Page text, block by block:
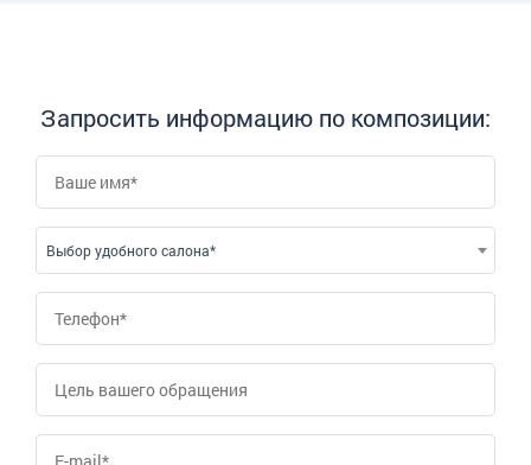
Запросить информацию по композиции:
Выбор удобного салона*